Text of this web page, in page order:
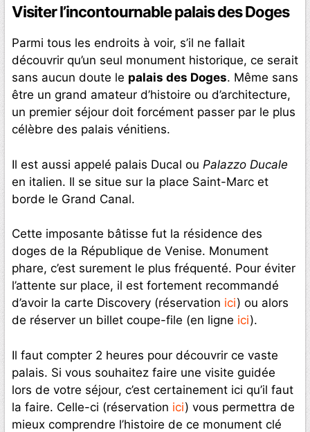
Visiter l’incontournable palais des Doges
Parmi tous les endroits à voir, s’il ne fallait
découvrir qu’un seul monument historique, ce serait
sans aucun doute le palais des Doges. Même sans
être un grand amateur d’histoire ou d’architecture,
un premier séjour doit forcément passer par le plus
célèbre des palais vénitiens.
Il est aussi appelé palais Ducal ou Palazzo Ducale
en italien. Il se situe sur la place Saint-Marc et
borde le Grand Canal.
Cette imposante bâtisse fut la résidence des
doges de la République de Venise. Monument
phare, c’est surement le plus fréquenté. Pour éviter
l’attente sur place, il est fortement recommandé
d’avoir la carte Discovery (réservation ici) ou alors
de réserver un billet coupe-file (en ligne ici).
Il faut compter 2 heures pour découvrir ce vaste
palais. Si vous souhaitez faire une visite guidée
lors de votre séjour, c’est certainement ici qu’il faut
la faire. Celle-ci (réservation ici) vous permettra de
mieux comprendre l’histoire de ce monument clé